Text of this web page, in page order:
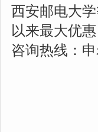
西安邮电大
以来最大优
咨询热线：